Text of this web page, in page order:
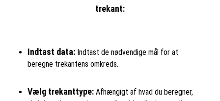
trekant:
Indtast data: Indtast de nødvendige mål for at
beregne trekantens omkreds.
Vælg trekanttype: Afhængigt af hvad du beregner,